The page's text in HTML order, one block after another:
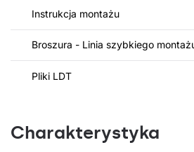
Instrukcja montażu
Broszura - Linia szybkiego
Pliki LDT
Charakterystyka